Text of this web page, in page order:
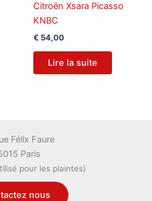
Citroën Xsara Picasso
KNBC
€ 54,00
Lire la suite
Félix Faure
Paris
pour les plaintes)
nous